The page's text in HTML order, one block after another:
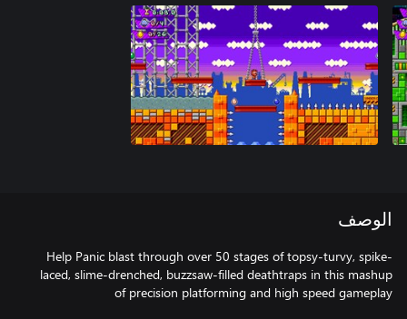
الوصف
Help Panic blast through over 50 stages of topsy-turvy, spike-
laced, slime-drenched, buzzsaw-filled deathtraps in this mashup